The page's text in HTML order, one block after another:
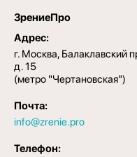
ЗрениеПро
Адрес:
г. Москва, Балаклавский
д. 15
(метро "Чертановская")
Почта:
info@zrenie.pro
Телефон: